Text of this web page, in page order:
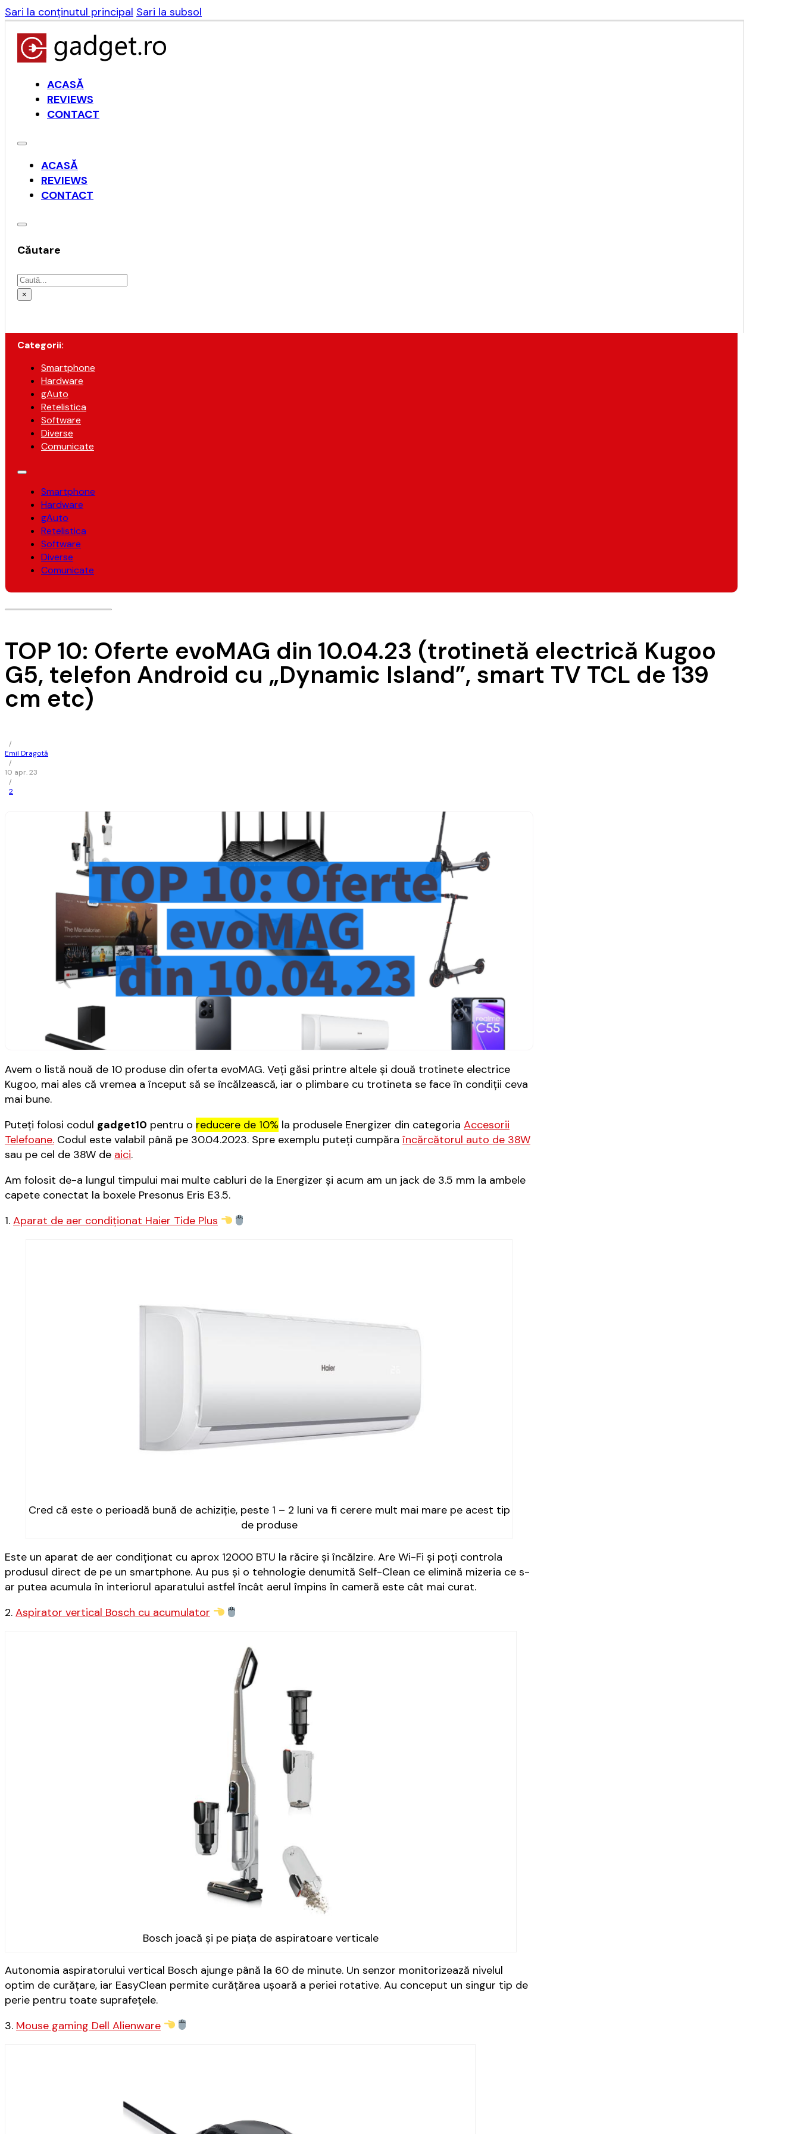
Sari la conținutul principal Sari la subsol
ACASĂ
REVIEWS
CONTACT
ACASĂ
REVIEWS
CONTACT
Căutare
Caută
×
Categorii:
Smartphone
Hardware
gAuto
Retelistica
Software
Diverse
Comunicate
Smartphone
Hardware
gAuto
Retelistica
Software
Diverse
Comunicate
TOP 10: Oferte evoMAG din 10.04.23 (trotinetă electrică Kugoo
G5, telefon Android cu „Dynamic Island”, smart TV TCL de 139
cm etc)
/
Emil Dragotă
/
10 apr. 23
/
2
Avem o listă nouă de 10 produse din oferta evoMAG. Veți găsi printre altele și două trotinete electrice
Kugoo, mai ales că vremea a început să se încălzească, iar o plimbare cu trotineta se face în condiții ceva
mai bune.
Puteți folosi codul gadget10 pentru o reducere de 10% la produsele Energizer din categoria Accesorii
Telefoane. Codul este valabil până pe 30.04.2023. Spre exemplu puteți cumpăra încărcătorul auto de 38W
sau pe cel de 38W de aici.
Am folosit de-a lungul timpului mai multe cabluri de la Energizer și acum am un jack de 3.5 mm la ambele
capete conectat la boxele Presonus Eris E3.5.
1. Aparat de aer condiționat Haier Tide Plus
Cred că este o perioadă bună de achiziție, peste 1 – 2 luni va fi cerere mult mai mare pe acest tip
de produse
Este un aparat de aer condiționat cu aprox 12000 BTU la răcire și încălzire. Are Wi-Fi și poți controla
produsul direct de pe un smartphone. Au pus și o tehnologie denumită Self-Clean ce elimină mizeria ce s-
ar putea acumula în interiorul aparatului astfel încât aerul împins în cameră este cât mai curat.
2. Aspirator vertical Bosch cu acumulator
Bosch joacă și pe piața de aspiratoare verticale
Autonomia aspiratorului vertical Bosch ajunge până la 60 de minute. Un senzor monitorizează nivelul
optim de curățare, iar EasyClean permite curățărea ușoară a periei rotative. Au conceput un singur tip de
perie pentru toate suprafețele.
3. Mouse gaming Dell Alienware